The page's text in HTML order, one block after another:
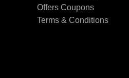
Offers Coupons
Terms & Conditions